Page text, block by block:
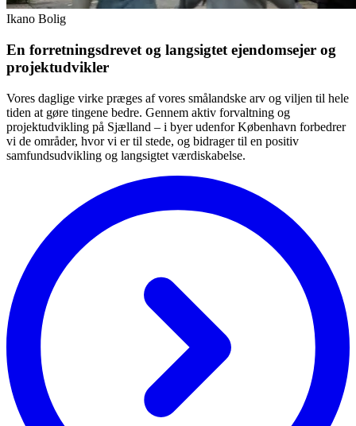
Ikano Bolig
En forretningsdrevet og langsigtet ejendomsejer og
projektudvikler
Vores daglige virke præges af vores smålandske arv og viljen til hele
tiden at gøre tingene bedre. Gennem aktiv forvaltning og
projektudvikling på Sjælland – i byer udenfor København forbedrer
vi de områder, hvor vi er til stede, og bidrager til en positiv
samfundsudvikling og langsigtet værdiskabelse.